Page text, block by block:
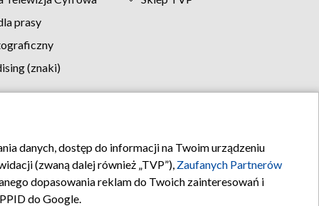
prasy
(znaki)
Kontakt
danych, dostęp do informacji na Twoim urządzeniu
(zwaną dalej również „TVP”), Zaufanych Partnerów
dopasowania reklam do Twoich zainteresowań i
do Google.